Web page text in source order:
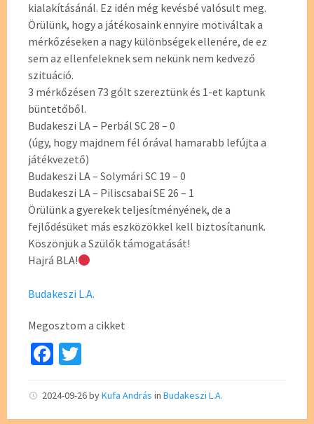
kialakításánál. Ez idén még kevésbé valósult meg.
Örülünk, hogy a játékosaink ennyire motiváltak a
mérkőzéseken a nagy különbségek ellenére, de ez
sem az ellenfeleknek sem nekünk nem kedvező
szituáció.
3 mérkőzésen 73 gólt szereztünk és 1-et kaptunk
büntetőből.
Budakeszi LA – Perbál SC 28 – 0
(úgy, hogy majdnem fél órával hamarabb lefújta a
játékvezető)
Budakeszi LA – Solymári SC 19 – 0
Budakeszi LA – Piliscsabai SE 26 – 1
Örülünk a gyerekek teljesítményének, de a
fejlődésüket más eszközökkel kell biztosítanunk.
Köszönjük a Szülők támogatását!
Hajrá BLA!
Budakeszi L.A.
Megosztom a cikket
Fa
b tt
2024-09-26byKufa András in Budakeszi L.A.